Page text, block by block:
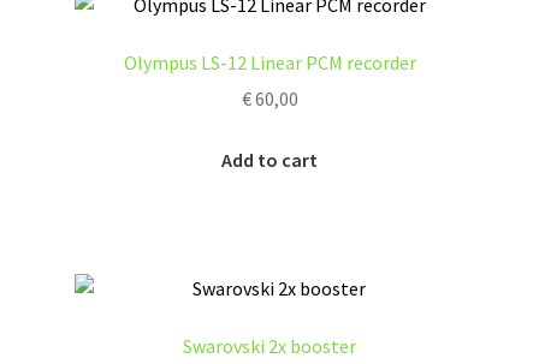
Olympus LS-12 Linear PCM recorder
€60,00
Add to cart
Swarovski 2x booster